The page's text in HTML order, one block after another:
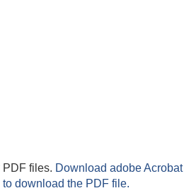
PDF files. Download adobe Acrobat
download the PDF file.